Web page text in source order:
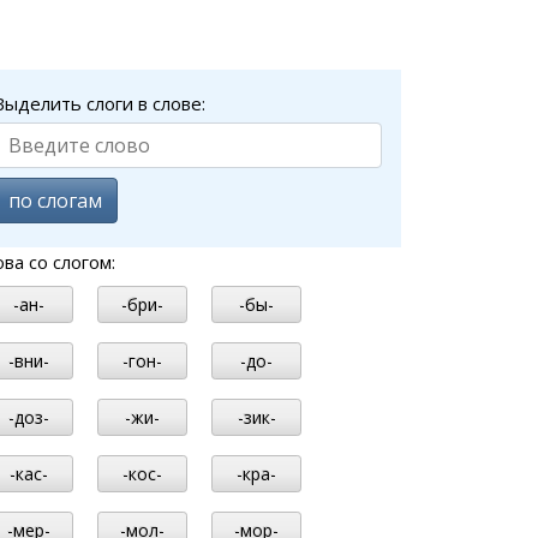
слоги в слове:
по слогам
со слогом:
-ан- -бри- -бы-
-вни- -гон- -до-
-доз- -жи- -зик-
-кас- -кос- -кра-
-мер- -мол- -мор-